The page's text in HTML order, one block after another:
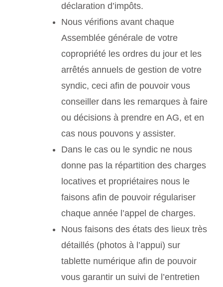
déclaration d’impôts.
Nous vérifions avant chaque
Assemblée générale de votre
copropriété les ordres du jour et les
arrêtés annuels de gestion de votre
syndic, ceci afin de pouvoir vous
conseiller dans les remarques à faire
ou décisions à prendre en AG, et en
cas nous pouvons y assister.
Dans le cas ou le syndic ne nous
donne pas la répartition des charges
locatives et propriétaires nous le
faisons afin de pouvoir régulariser
chaque année l’appel de charges.
Nous faisons des états des lieux très
détaillés (photos à l’appui) sur
tablette numérique afin de pouvoir
vous garantir un suivi de l’entretien